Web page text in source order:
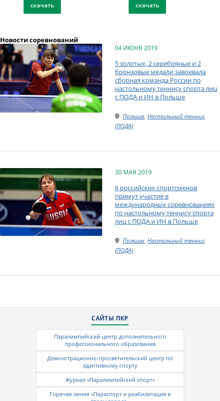
скачать
скачать
Новости соревнований
04 ИЮНЯ 2019
5 золотых, 2 серебряные и 2
бронзовые медали завоевала
сборная команда России по
настольному теннису спорта лиц
с ПОДА и ИН в Польше
Польша, Настольный теннис
(ПОДА)
30 МАЯ 2019
6 российских спортсменов
примут участие в
международных соревнованиях
по настольному теннису спорта
лиц с ПОДА и ИН в Польше
Польша, Настольный теннис
(ПОДА)
САЙТЫ ПКР
Паралимпийский центр дополнительного
профессионального образования
Демонстрационно-просветительский центр по
адаптивному спорту
Журнал «Паралимпийский спорт»
Горячая линия «Параспорт и реабилитация в